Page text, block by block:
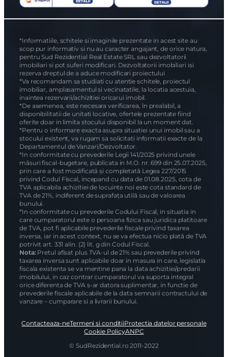
*Informatiile, schitele si imaginile prezentate in acest site au
scop pur informativ si nu au caracter angajant, de orice natura,
pentru Sud Rezidential Real Estate SRL sau dezvoltatorii
imobiliari si pot suferi modificari. Dezvoltatorii imobiliari isi
rezerva dreptul de a aduce modificari proiectului
*Va recomandam sa studiati cu atentie schitele, proiectul
imobiliar, amplasamentul si vecinatatile, la locatia acestuia,
inaintea rezervarii/achizitiei oricarui imobil.
*De asemenea, este necesara verificarea, în prealabil, a
disponibilitatii de unitati locative, ofertele prezentate fiind
oferite doar in limita stocului disponibil la un moment dat.
*Pentru o informare exacta asupra situatiei unui imobil sau a
stocului existent, va rugam sa solicitati informatii exacte de la
Departamentul de Vanzari/Dezvoltator.
*In conformitate cu prevederile Legii 141/2025 privind unele
măsuri fiscal-bugetare, publicata in M.O. nr. 699 din 25.07.2025,
prin care a fost modificată și completată Legea 227/2015
privind Codul Fiscal, incepand cu data de 01.08.2025, cota de
TVA aplicabila achizitiei de locuinte noi este cota standard de
TVA de 21%, indiferent de suprafața utilă sau de valoarea
bunului.
*In conformitate cu prevederile Codului Fiscal, in situatia in
care cumparatorul este o persoana fizica sau juridica platitoare
de TVA, pot fi aplicabile prevederile fiscale privind taxarea
inversa, iar in acest context, nu se va efectua nicio plată de TVA
potrivit art. 331 alin. (2) lit. g din Codul Fiscal.
Nota:Pretul afisat plus TVA-ul de 21% sau prevederile privind
taxarea inversa sunt aplicabile doar in masura in care, legislatia
fiscala existenta se va mentine pana la data achizitiei/predarii
imobilului, in caz contrar cumparatorul va suporta integral
orice diferenta de TVA s-ar datora suplimentar, in functie de
prevederile fiscale aplicabile de la data semnarii contractului de
vanzare – cumparare si a livrarii bunului.
Contacteaza-neTermeni si conditiiProtectia datelor personale
Cookie PolicyANPC
© SudRezidential.ro 2011-2022